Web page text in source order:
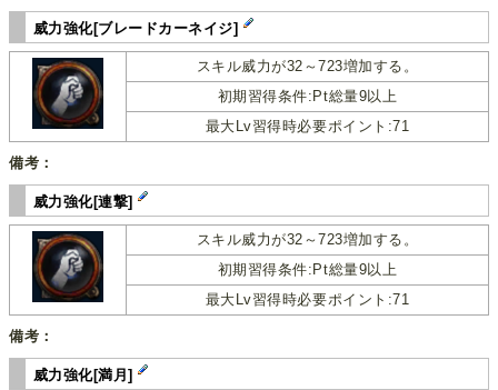
威力強化[ブレードカーネイジ]
スキル威力が32～723増加する。
初期習得条件:Pt総量9以上
最大Lv習得時必要ポイント:71
備考：
威力強化[連撃]
スキル威力が32～723増加する。
初期習得条件:Pt総量9以上
最大Lv習得時必要ポイント:71
備考：
威力強化[満月]